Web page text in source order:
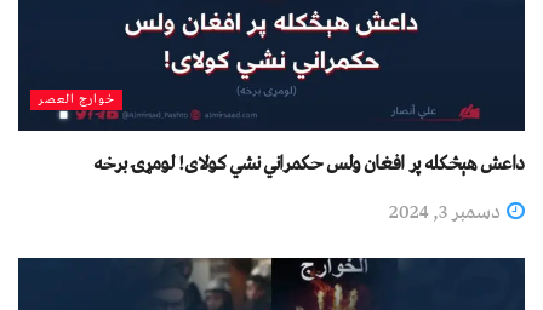
خوارج العصر
داعش هېڅکله پر افغان ولس حکمراني نشي کولای! لومړۍ برخه
دسمبر 3, 2024